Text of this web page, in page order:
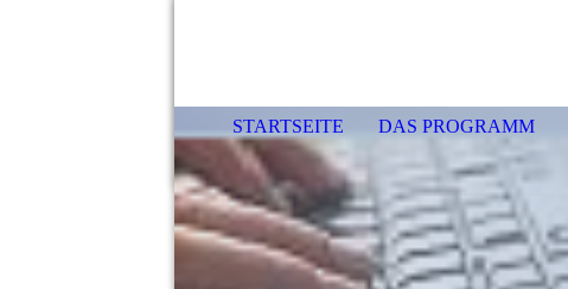
STARTSEITE DAS PROGRAMM